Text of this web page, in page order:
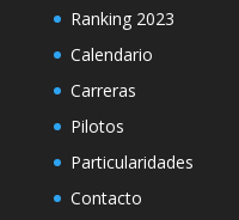
Ranking 2023
Calendario
Carreras
Pilotos
Particularidades
Contacto